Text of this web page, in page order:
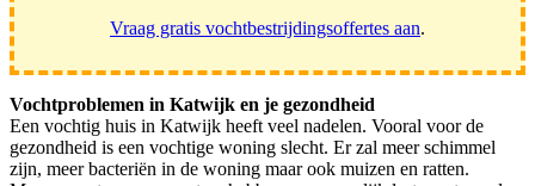
Vraag gratis vochtbestrijdingsoffertes aan.
Vochtproblemen in Katwijk en je gezondheid
Een vochtig huis in Katwijk heeft veel nadelen. Vooral voor de
gezondheid is een vochtige woning slecht. Er zal meer schimmel
zijn, meer bacteriën in de woning maar ook muizen en ratten.